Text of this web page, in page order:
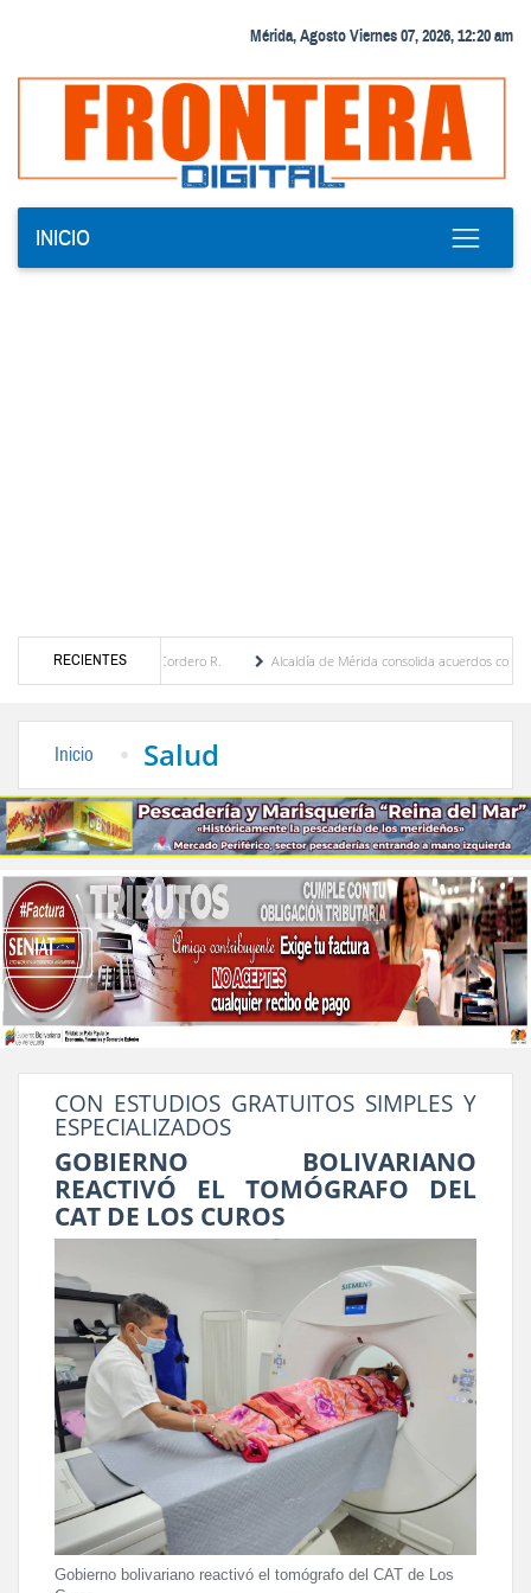
Mérida, Agosto Viernes 07, 2026, 12:20 am
INICIO
RECIENTES
Febres Cordero R.
Alcaldía de Mérida consolida acuerdos con adjudicatarios del
Inicio Salud
CON ESTUDIOS GRATUITOS SIMPLES Y
ESPECIALIZADOS
GOBIERNO BOLIVARIANO
REACTIVÓ EL TOMÓGRAFO DEL
CAT DE LOS CUROS
Gobierno bolivariano reactivó el tomógrafo del CAT de Los